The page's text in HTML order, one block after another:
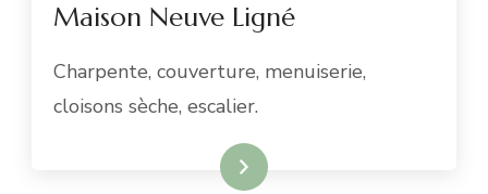
Maison Neuve Ligné
Charpente, couverture, menuiserie,
cloisons sèche, escalier.
READ MORE